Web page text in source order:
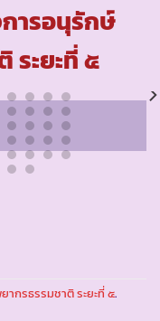
การอนุรักษ์
ระยะที่ ๕
ากรธรรมชาติ ระยะที่ ๕.